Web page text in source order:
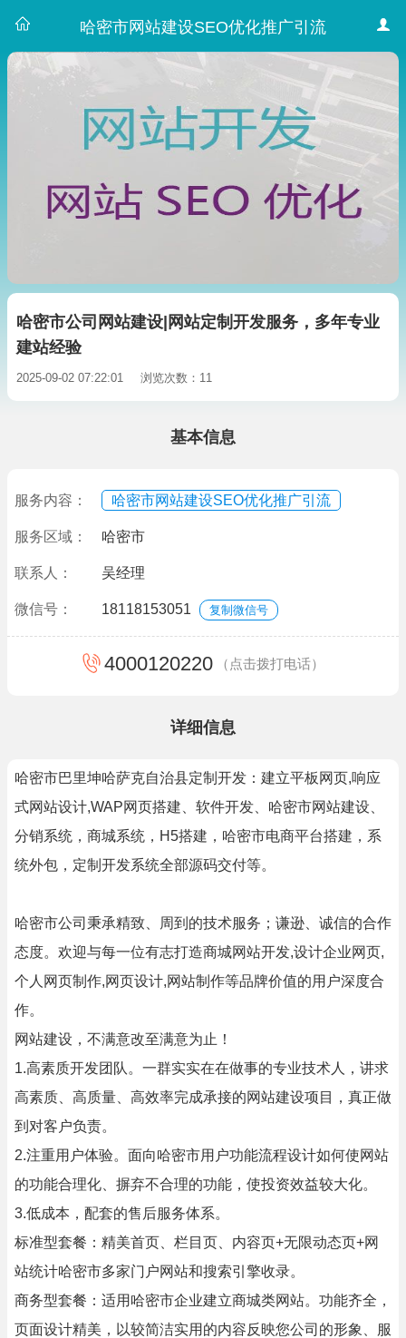
哈密市网站建设SEO优化推广引流
哈密市公司网站建设|网站定制开发服务，多年专业
建站经验
2025-09-02 07:22:01 浏览次数：11
基本信息
服务内容： 哈密市网站建设SEO优化推广引流
服务区域： 哈密市
联系人： 吴经理
微信号： 18118153051 复制微信号
4000120220 （点击拨打电话）
详细信息
哈密市巴里坤哈萨克自治县定制开发：建立平板网页,响应
式网站设计,WAP网页搭建、软件开发、哈密市网站建设、
分销系统，商城系统，H5搭建，哈密市电商平台搭建，系
统外包，定制开发系统全部源码交付等。
哈密市公司秉承精致、周到的技术服务；谦逊、诚信的合作
态度。欢迎与每一位有志打造商城网站开发,设计企业网页,
个人网页制作,网页设计,网站制作等品牌价值的用户深度合
作。
网站建设，不满意改至满意为止！
1.高素质开发团队。一群实实在在做事的专业技术人，讲求
高素质、高质量、高效率完成承接的网站建设项目，真正做
到对客户负责。
2.注重用户体验。面向哈密市用户功能流程设计如何使网站
的功能合理化、摒弃不合理的功能，使投资效益较大化。
3.低成本，配套的售后服务体系。
标准型套餐：精美首页、栏目页、内容页+无限动态页+网
站统计哈密市多家门户网站和搜索引擎收录。
商务型套餐：适用哈密市企业建立商城类网站。功能齐全，
页面设计精美，以较简洁实用的内容反映您公司的形象、服